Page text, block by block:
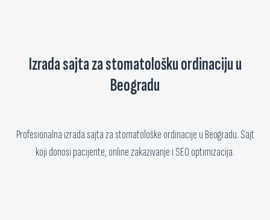
Izrada sajta za stomatološku ordinaciju u
Beogradu
Profesionalna izrada sajta za stomatološke ordinacije u Beogradu. Sajt
koji donosi pacijente, online zakazivanje i SEO optimizacija.